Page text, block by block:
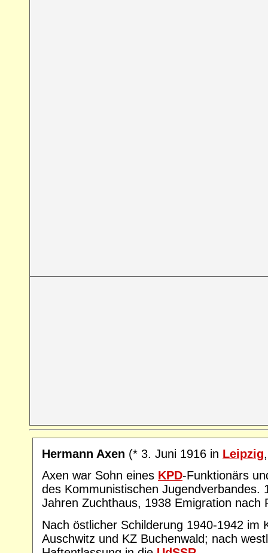
Hermann Axen (* 3. Juni 1916 in Leipzig
Axen war Sohn eines KPD-Funktionärs
des Kommunistischen Jugendverbandes.
Jahren Zuchthaus, 1938 Emigration nach
Nach östlicher Schilderung 1940-1942 im
Auschwitz und KZ Buchenwald; nach